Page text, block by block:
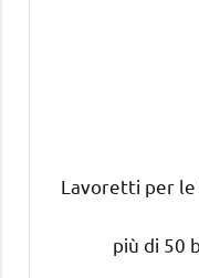
Lavoretti per le
più di 50